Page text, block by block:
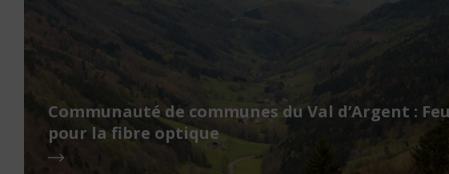
Communauté de communes du Val d’Argent :
pour la fibre optique